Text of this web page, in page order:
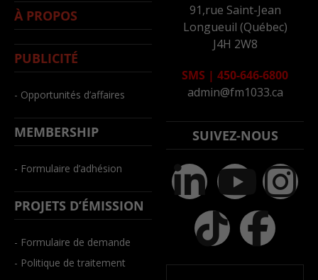
À PROPOS
PUBLICITÉ
- Opportunités d’affaires
MEMBERSHIP
- Formulaire d’adhésion
PROJETS D’ÉMISSION
- Formulaire de demande
- Politique de traitement
91,rue Saint-Jean
Longueuil (Québec)
J4H 2W8
SMS | 450-646-6800
admin@fm1033.ca
SUIVEZ-NOUS